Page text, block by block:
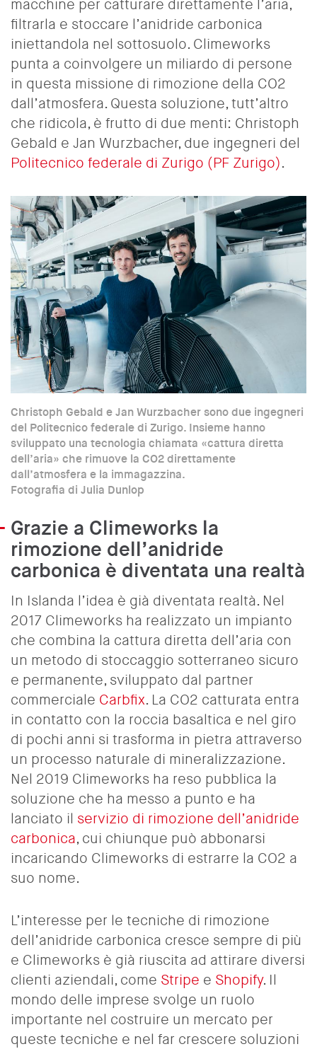
macchine per catturare direttamente l’aria,
filtrarla e stoccare l’anidride carbonica
iniettandola nel sottosuolo. Climeworks
punta a coinvolgere un miliardo di persone
in questa missione di rimozione della CO2
dall’atmosfera. Questa soluzione, tutt’altro
che ridicola, è frutto di due menti: Christoph
Gebald e Jan Wurzbacher, due ingegneri del
Politecnico federale di Zurigo (PF Zurigo).
Christoph Gebald e Jan Wurzbacher sono due ingegneri
del Politecnico federale di Zurigo. Insieme hanno
sviluppato una tecnologia chiamata «cattura diretta
dell’aria» che rimuove la CO2 direttamente
dall’atmosfera e la immagazzina.
Fotografia di Julia Dunlop
Grazie a Climeworks la
rimozione dell’anidride
carbonica è diventata una realtà
In Islanda l’idea è già diventata realtà. Nel
2017 Climeworks ha realizzato un impianto
che combina la cattura diretta dell’aria con
un metodo di stoccaggio sotterraneo sicuro
e permanente, sviluppato dal partner
commerciale Carbfix. La CO2 catturata entra
in contatto con la roccia basaltica e nel giro
di pochi anni si trasforma in pietra attraverso
un processo naturale di mineralizzazione.
Nel 2019 Climeworks ha reso pubblica la
soluzione che ha messo a punto e ha
lanciato il servizio di rimozione dell’anidride
carbonica, cui chiunque può abbonarsi
incaricando Climeworks di estrarre la CO2 a
suo nome.
L’interesse per le tecniche di rimozione
dell’anidride carbonica cresce sempre di più
e Climeworks è già riuscita ad attirare diversi
clienti aziendali, come Stripe e Shopify. Il
mondo delle imprese svolge un ruolo
importante nel costruire un mercato per
queste tecniche e nel far crescere soluzioni